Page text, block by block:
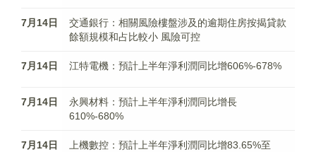
7月14日
交通銀行：相關風險樓盤涉及的逾期住房按揭貸款
餘額規模和占比較小 風險可控
7月14日 江特電機：預計上半年淨利潤同比增606%-678%
7月14日
永興材料：預計上半年淨利潤同比增長
610%-680%
7月14日
上機數控：預計上半年淨利潤同比增83.65%至